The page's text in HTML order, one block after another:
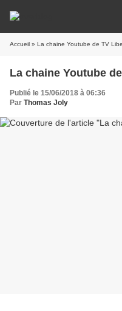
Accueil » La chaine Youtube de TV
La chaine Youtube
Publié le 15/06/2018 à 06:36
Par Thomas Joly